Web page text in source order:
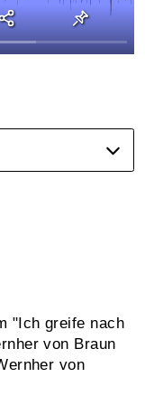
"Ich greife nach
von Braun
von